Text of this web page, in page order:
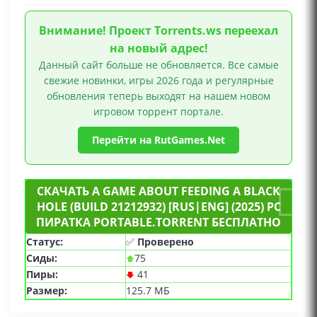
Внимание! Проект Torrents.ws переехал
на новый адрес!
Данный сайт больше не обновляется. Все самые
свежие новинки, игры 2026 года и регулярные
обновления теперь выходят на нашем новом
игровом торрент портале.
Перейти на RutGames.Net
СКАЧАТЬ A GAME ABOUT FEEDING A BLACK
HOLE (BUILD 21212932) [RUS|ENG] (2025) PC
ПИРАТКА PORTABLE.TORRENT БЕСПЛАТНО
Статус: ✅ Проверено
Сиды:
75
Пиры:
41
Размер:
125.7 МБ